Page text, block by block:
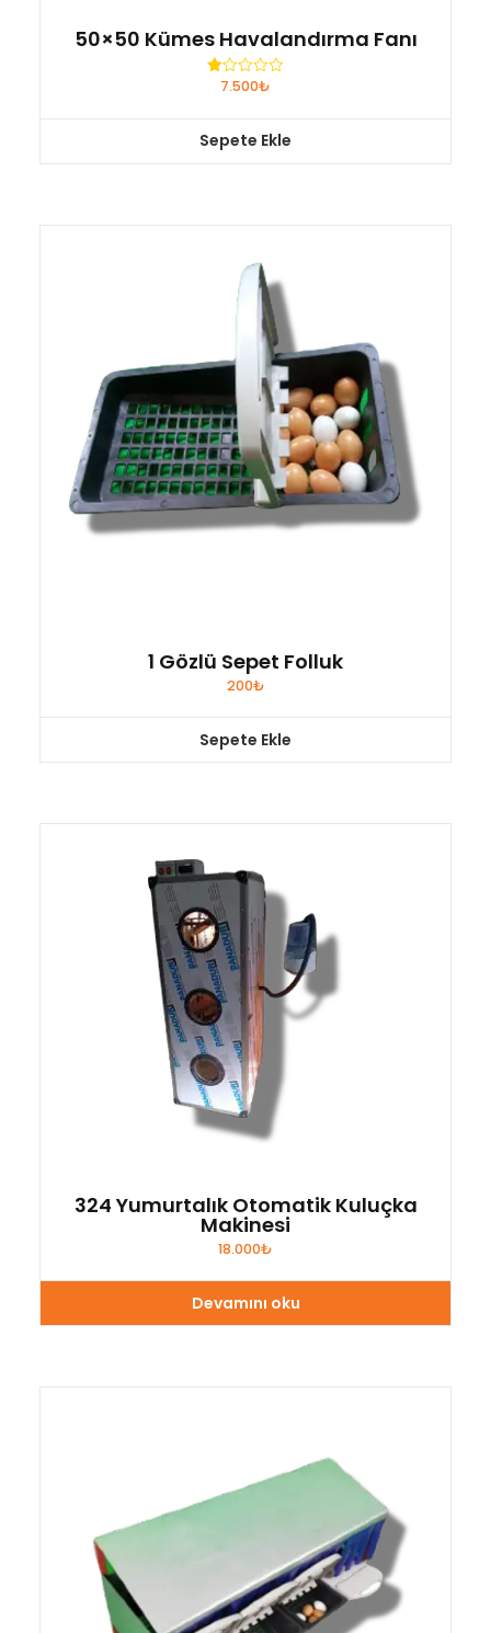
50×50 Kümes Havalandırma Fanı
aldı
7.500₺
Sepete Ekle
1 Gözlü Sepet Folluk
200₺
Sepete Ekle
324 Yumurtalık Otomatik Kuluçka
Makinesi
18.000₺
Devamını oku